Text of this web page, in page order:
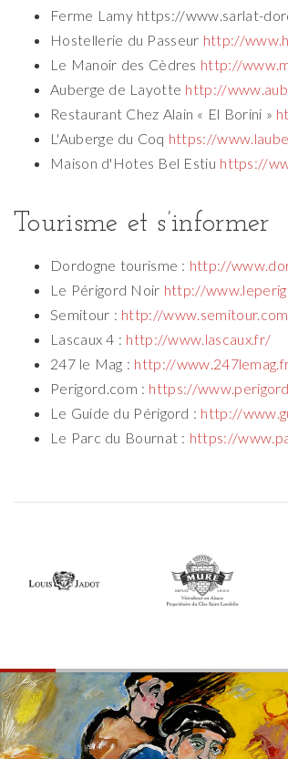
Ferme Lamy https://www.sarlat-
Hostellerie du Passeur http://
Le Manoir des Cèdres http://
Auberge de Layotte http://
Restaurant Chez Alain « El Borini »
L'Auberge du Coq https://
Maison d'Hotes Bel Estiu https://
Tourisme et s’informer
Dordogne tourisme : http://
Le Périgord Noir http://
Semitour : http://
Lascaux 4 : http://www.lascaux.fr/
247 le Mag : http://
Perigord.com : https://
Le Guide du Périgord : http://
Le Parc du Bournat : https://